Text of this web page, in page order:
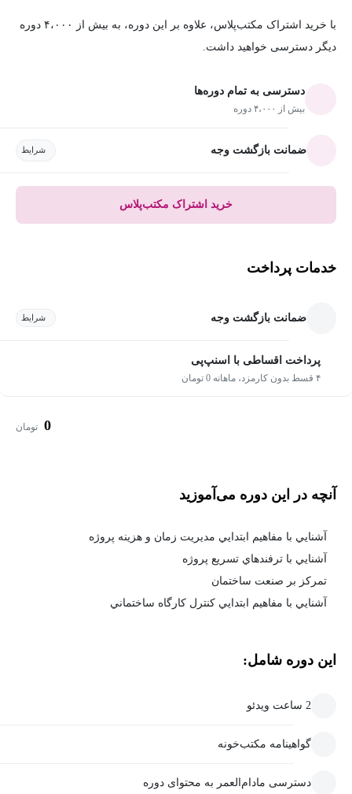
با خرید اشتراک مکتب‌پلاس، علاوه بر این دوره، به بیش از ۴،۰۰۰ دوره
دیگر دسترسی خواهید داشت.
دسترسی به تمام دوره‌ها
بیش از ۴،۰۰۰ دوره
ضمانت بازگشت وجه شرایط
خرید اشتراک مکتب‌پلاس
خدمات پرداخت
ضمانت بازگشت وجه شرایط
پرداخت اقساطی با اسنپ‌پی
۴ قسط بدون کارمزد، ماهانه 0 تومان
0 تومان
آنچه در این دوره می‌آموزید
آشنايي با مفاهيم ابتدايي مديريت زمان و هزينه پروژه
آشنايي با ترفندهاي تسريع پروژه
تمركز بر صنعت ساختمان
آشنايي با مفاهيم ابتدايي كنترل كارگاه ساختماني
این دوره شامل:
2 ساعت ویدئو
گواهینامه مکتب‌خونه
دسترسی مادام‌العمر به محتوای دوره